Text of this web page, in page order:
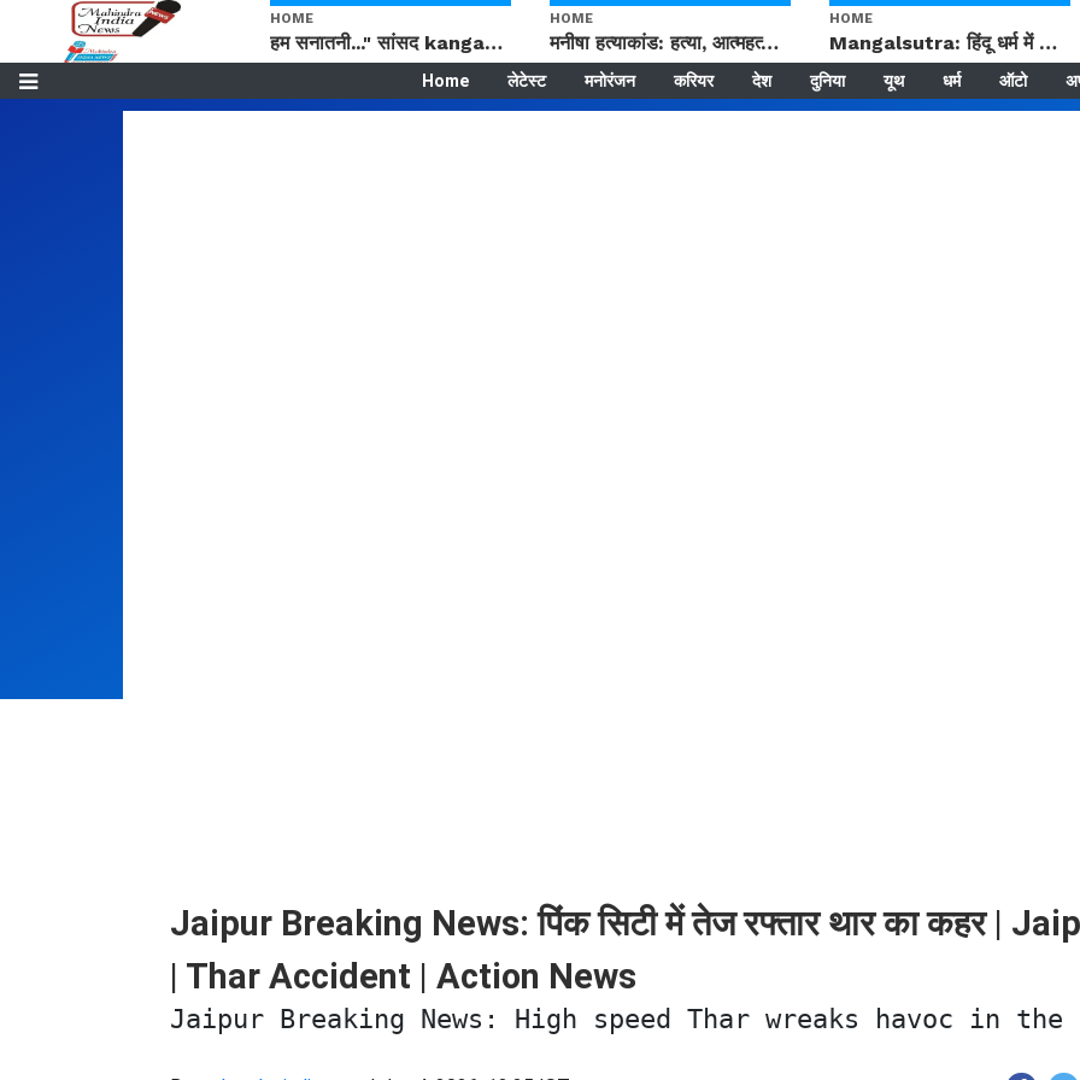
HOME
हम सनातनी..." सांसद kangana Ranaut से क्या बोली लड़की? Viral Jantar-Mantar | CJP protest
HOME
मनीषा हत्याकांड: हत्या, आत्महत्या या कोई बड़ा राज? | Full Story | Josh Haryana
HOME
Mangalsutra: हिंदू धर्म में शादी के बाद मंगलसूत्र क्यों पहनती है महिलाएं, किसने शुरु की ये परंपरा
Home लेटेस्ट मनोरंजन करियर देश दुनिया यूथ धर्म ऑटो
Jaipur Breaking News: पिंक सिटी में तेज रफ्तार थार का कहर |
| Thar Accident | Action News
Jaipur Breaking News: High speed Thar wreaks havoc in